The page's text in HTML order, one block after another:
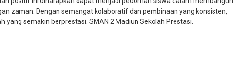
zaman. Dengan semangat kolaboratif dan pembinaan yang konsisten,
semakin berprestasi. SMAN 2 Madiun Sekolah Prestasi.